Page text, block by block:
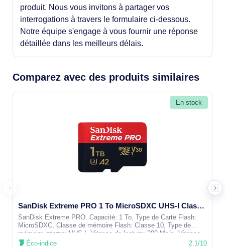
produit. Nous vous invitons à partager vos
interrogations à travers le formulaire ci-dessous.
Notre équipe s'engage à vous fournir une réponse
détaillée dans les meilleurs délais.
Comparez avec des produits similaires
En stock
SanDisk Extreme PRO 1 To MicroSDXC UHS-I Classe 10 - SDSQXCD-1T00-GN6MA
SanDisk Extreme PRO. Capacité: 1 To, Type de Carte Flash:
MicroSDXC, Classe de mémoire Flash: Classe 10, Type de
mémoire interne: UHS-I, Vitesse de lecture: 200 Mo/s, Vitesse
d'écriture: 140 Mo/s,
Éco-indice 2.1/10